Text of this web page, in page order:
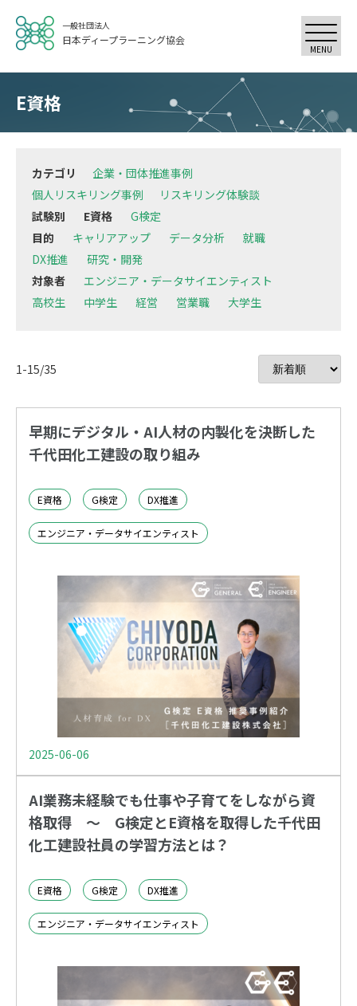
一般社団法人
日本ディープラーニング協会
MENU
E資格
カテゴリ
企業・団体推進事例
個人リスキリング事例
リスキリング体験談
試験別
E資格
G検定
目的
キャリアアップ データ分析
就職
DX推進
研究・開発
対象者
エンジニア・データサイエンティスト
高校生
中学生 経営 営業職 大学生
1-15/35
早期にデジタル・AI人材の内製化を決断した
千代田化工建設の取り組み
E資格 G検定 DX推進
エンジニア・データサイエンティスト
2025-06-06
AI業務未経験でも仕事や子育てをしながら資
格取得 ～ G検定とE資格を取得した千代田
化工建設社員の学習方法とは？
E資格 G検定 DX推進
エンジニア・データサイエンティスト